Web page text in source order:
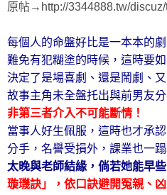
原帖→ http://3344888.tw/
每個人的命盤好比是一本本的
難免有犯糊塗的時候，這時要
決定了是場喜劇、還是鬧劇、
故事主角未全盤托出與前男友
非第三者介入不可能斷情！
當事人好生佩服，這時也才承
分手，名譽受損外，課業也一
太晚與老師結緣，倘若她能早些
璇璣訣」，依口訣避開冤親、